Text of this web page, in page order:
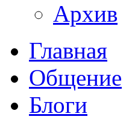
Архив
Главная
Общение
Блоги